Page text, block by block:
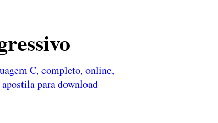
C, completo, online,
para download